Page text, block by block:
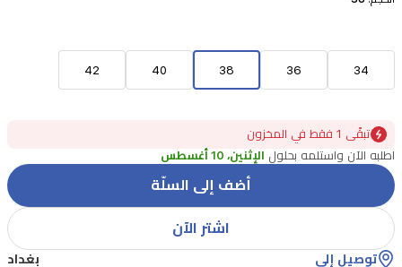
34
36
38
40
42
تبقًى 1 فقط في المخزون
اطلبه الآن واستلمه بحلول الإثنين، 10 أغسطس
أضف إلى السلّة
اشتر الآن
توصيل إلى بغداد